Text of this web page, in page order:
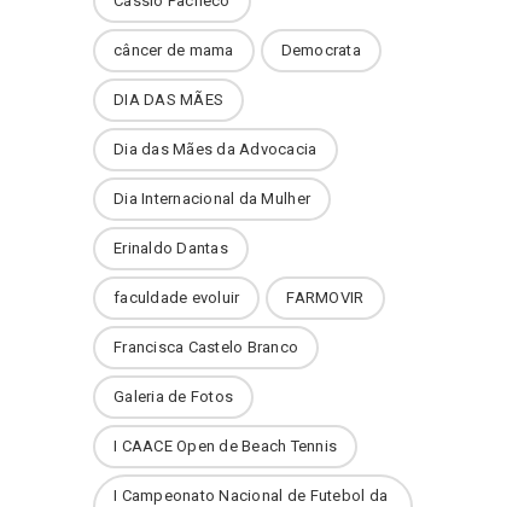
câncer de mama Democrata
DIA DAS MÃES
Dia das Mães da Advocacia
Dia Internacional da Mulher
Erinaldo Dantas
faculdade evoluir FARMOVIR
Francisca Castelo Branco
Galeria de Fotos
I CAACE Open de Beach Tennis
I Campeonato Nacional de Futebol da